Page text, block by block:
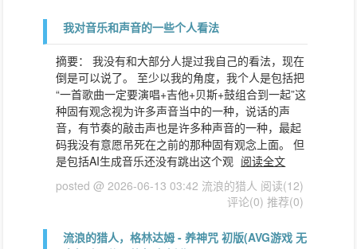
我对音乐和声音的一些个人看法
摘要： 我没有和大部分人提过我自己的看法，现在
倒是可以说了。 至少以我的角度，我个人是包括把
“一首歌曲一定要演唱+吉他+贝斯+鼓组合到一起”这
种固有观念视为许多声音当中的一种，说话的声
音，有节奏的敲击声也是许多种声音的一种，最起
码我没有意愿吊死在之前的那种固有观念上面。 但
是包括AI生成音乐还没有跳出这个观 阅读全文
posted @ 2026-06-13 03:42 流浪的猎人 阅读(12)
评论(0) 推荐(0)
流浪的猎人，格林达姆 - 养神咒 初版(AVG游戏 无